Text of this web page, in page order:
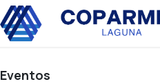
Eventos